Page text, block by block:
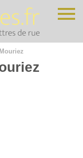
Mouriez